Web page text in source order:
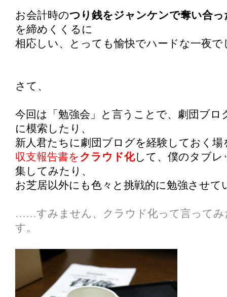
お会計時のつり銭をジャンケンで奪い合っ
を締めくくるに
相応しい、とっても愉快でハードな一夜で
さて、
今回は「勉強会」と言うことで、劇団ブロ
に模索したり、
新人君たちに劇団ブログを経験しておく
収支報告書を クラウド化して、僕のタブ
集してみたり、
お芝居以外にも色々と挑戦的に勉強させて
……すみません、クラウド化って言ってみ
す。